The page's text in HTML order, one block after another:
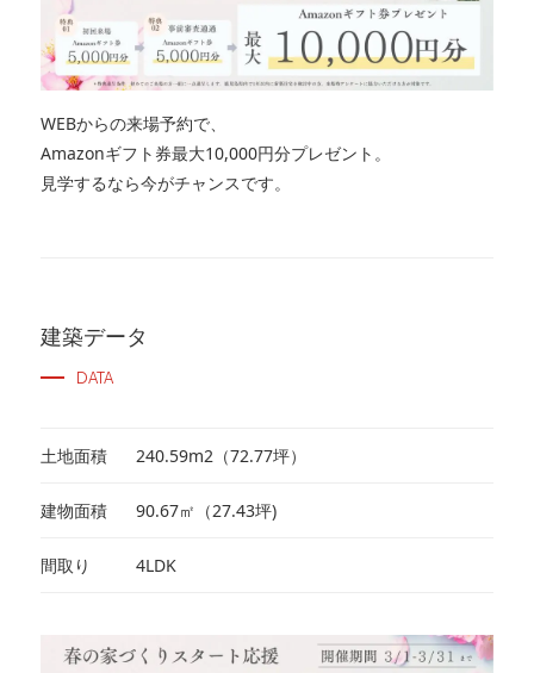
WEBからの来場予約で、
Amazonギフト券最大10,000円分プレゼント。
見学するなら今がチャンスです。
建築データ
DATA
土地面積 240.59m2（72.77坪）
建物面積 90.67㎡（27.43坪)
間取り 4LDK